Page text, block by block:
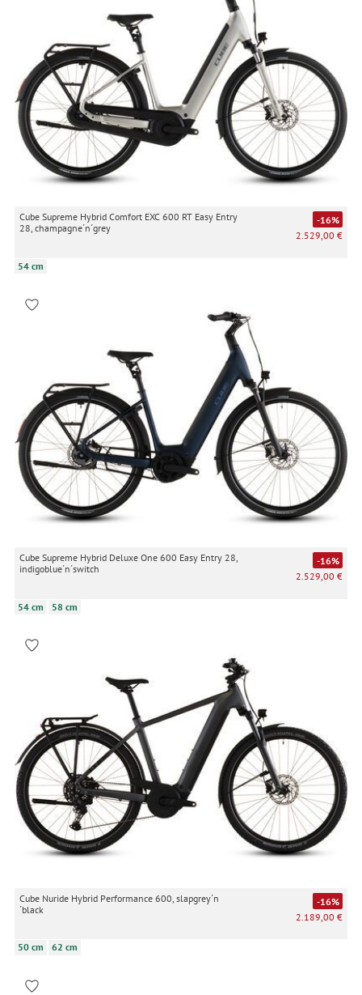
Cube Supreme Hybrid Comfort EXC 600 RT Easy Entry
28, champagne´n´grey
-16%
2.529,00 €
54 cm
Cube Supreme Hybrid Deluxe One 600 Easy Entry 28,
indigoblue´n´switch
-16%
2.529,00 €
54 cm 58 cm
Cube Nuride Hybrid Performance 600, slapgrey´n
´black
-16%
2.189,00 €
50 cm 62 cm